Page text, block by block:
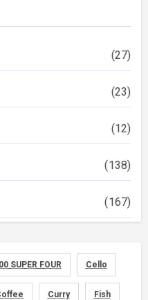
(27)
(23)
(12)
(138)
(167)
(155)
SUPER FOUR Cello
Curry Fish